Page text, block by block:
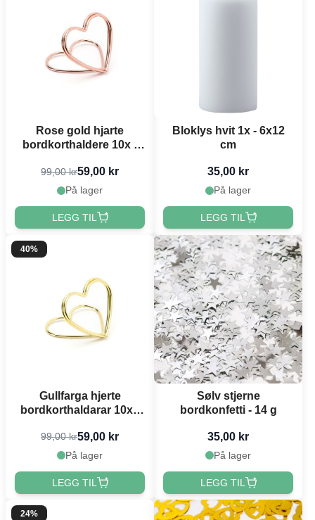
Rose gold hjarte
bordkorthaldere 10x -
99,00 kr59,00 kr
På lager
LEGG TIL
Bloklys hvit 1x - 6x12
cm
35,00 kr
På lager
LEGG TIL
40%
Gullfarga hjerte
bordkorthaldarar 10x -
99,00 kr59,00 kr
På lager
LEGG TIL
Sølv stjerne
bordkonfetti - 14 g
35,00 kr
På lager
LEGG TIL
24%